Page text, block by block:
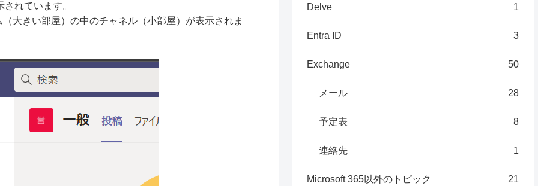
れています。
大きい部屋）の中のチャネル（小部屋）が表示されま
Delve 1
Entra ID 3
Exchange 50
メール 28
予定表 8
連絡先 1
Microsoft 365以外のトピック 21